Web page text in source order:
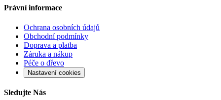
Právní informace
Ochrana osobních údajů
Obchodní podmínky
Doprava a platba
Záruka a nákup
Péče o dřevo
Nastavení cookies
Sledujte Nás